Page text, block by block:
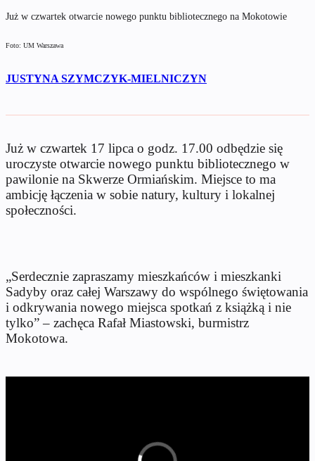
Już w czwartek otwarcie nowego punktu bibliotecznego na Mokotowie
Foto: UM Warszawa
JUSTYNA SZYMCZYK-MIELNICZYN
Już w czwartek 17 lipca o godz. 17.00 odbędzie się
uroczyste otwarcie nowego punktu bibliotecznego w
pawilonie na Skwerze Ormiańskim. Miejsce to ma
ambicję łączenia w sobie natury, kultury i lokalnej
społeczności.
„Serdecznie zapraszamy mieszkańców i mieszkanki
Sadyby oraz całej Warszawy do wspólnego świętowania
i odkrywania nowego miejsca spotkań z książką i nie
tylko” – zachęca Rafał Miastowski, burmistrz
Mokotowa.